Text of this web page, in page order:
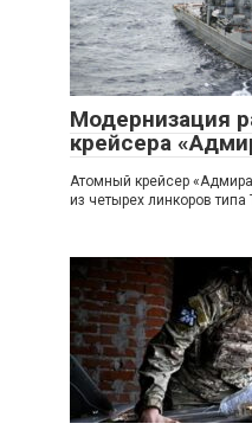
Модернизация
крейсера
Атомный крейсер
из четырех линкоров